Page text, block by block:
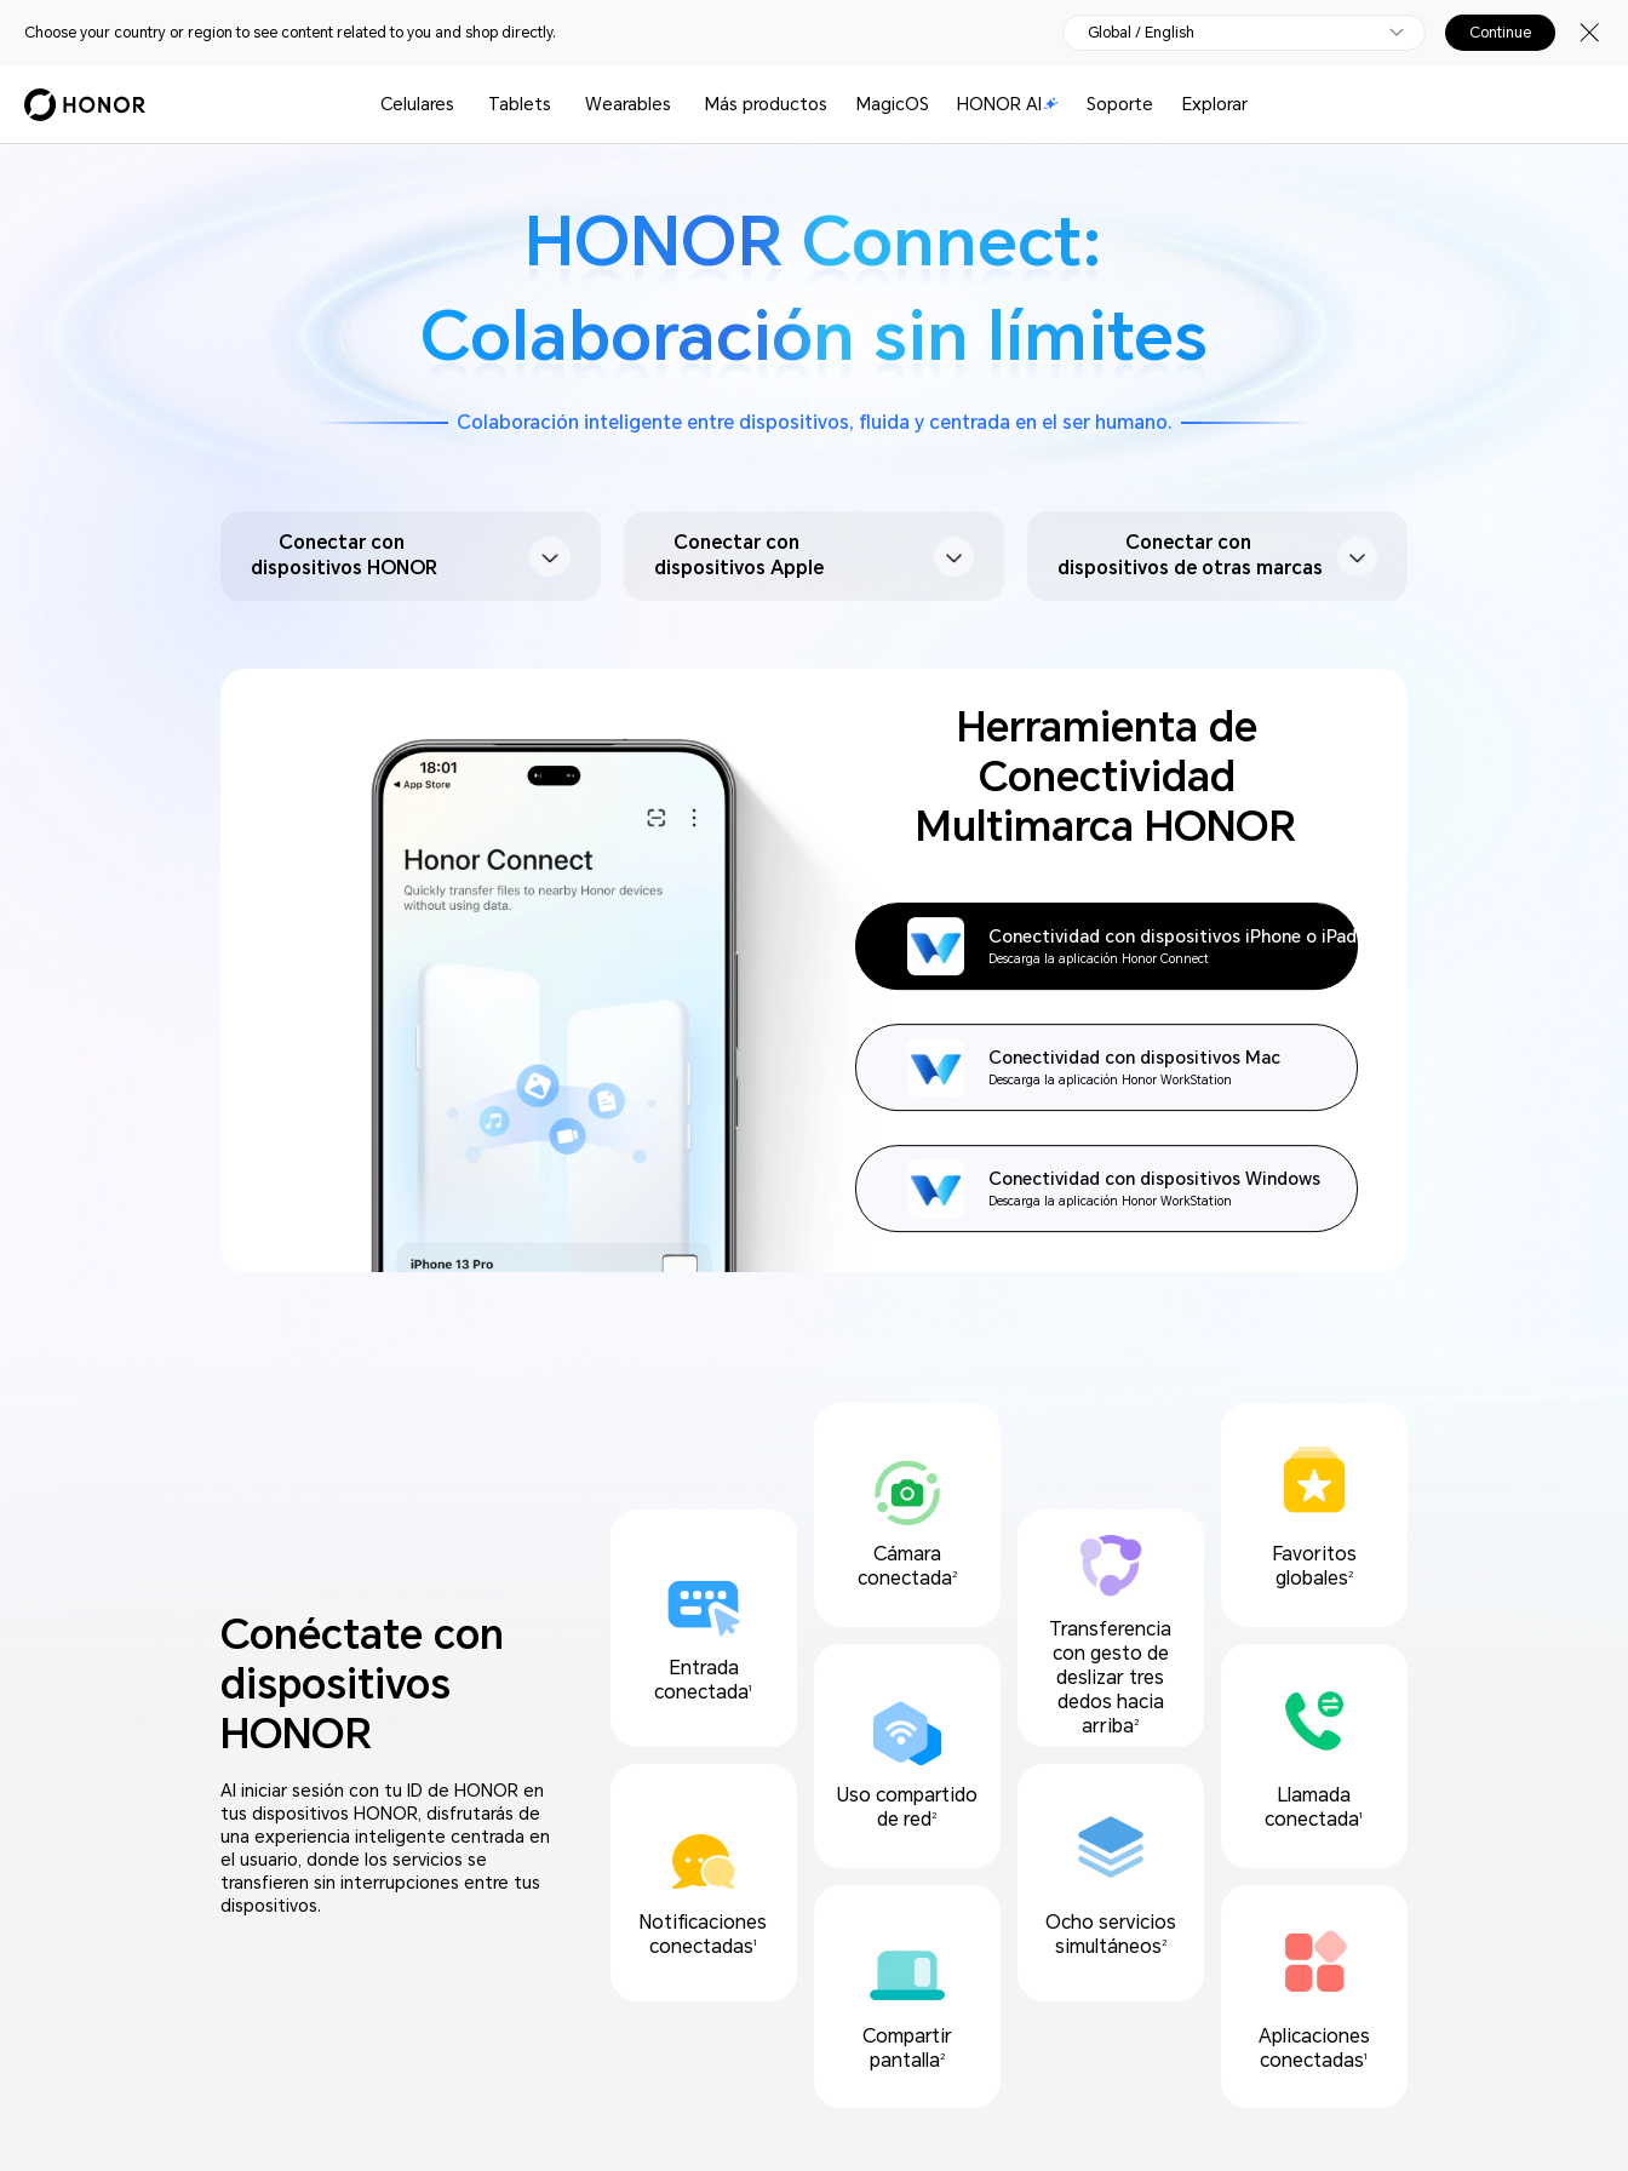
Choose your country or region to see content related to you and shop directly. Global / English Continue
Celulares Tablets Wearables Más productos MagicOS HONOR AI Soporte Explorar
HONOR Connect:
Colaboración sin límites
HONOR Connect:
Colaboración sin límites
Colaboración inteligente entre dispositivos, fluida y centrada en el ser humano.
Conectar con
dispositivos HONOR
Conectar con
dispositivos Apple
Conectar con
dispositivos de otras marcas
Herramienta de
Conectividad
Multimarca HONOR
Conectividad con dispositivos iPhone o iPad
Descarga la aplicación Honor Connect
Conectividad con dispositivos Mac
Descarga la aplicación Honor WorkStation
Conectividad con dispositivos Windows
Descarga la aplicación Honor WorkStation
Conéctate con
dispositivos
HONOR
Al iniciar sesión con tu ID de HONOR en
tus dispositivos HONOR, disfrutarás de
una experiencia inteligente centrada en
el usuario, donde los servicios se
transfieren sin interrupciones entre tus
dispositivos.
Entrada
conectada1
Notificaciones
conectadas1
Cámara
conectada2
Uso compartido
de red2
Compartir
pantalla2
Transferencia
con gesto de
deslizar tres
dedos hacia
arriba2
Ocho servicios
simultáneos2
Favoritos
globales2
Llamada
conectada1
Aplicaciones
conectadas1